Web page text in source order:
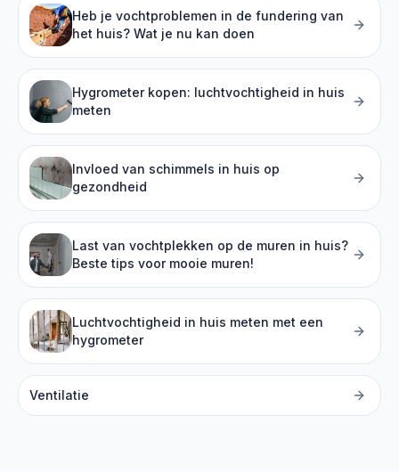
Heb je vochtproblemen in de fundering van
het huis? Wat je nu kan doen
Hygrometer kopen: luchtvochtigheid in huis
meten
Invloed van schimmels in huis op
gezondheid
Last van vochtplekken op de muren in huis?
Beste tips voor mooie muren!
Luchtvochtigheid in huis meten met een
hygrometer
Ventilatie